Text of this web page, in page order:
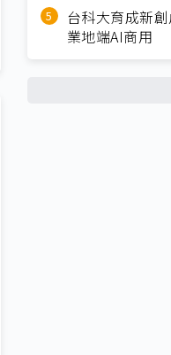
台科大育成新
業地端AI商用